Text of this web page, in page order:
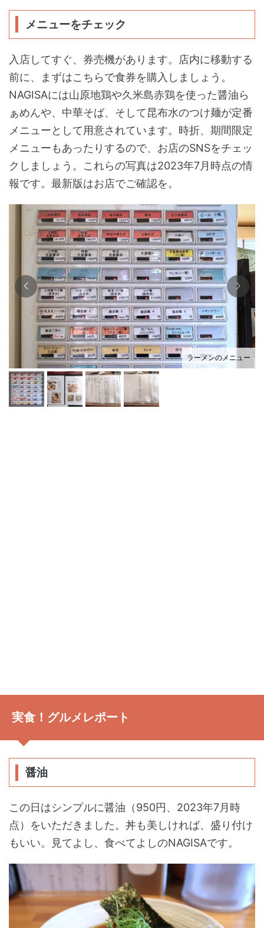
メニューをチェック
入店してすぐ、券売機があります。店内に移動する
前に、まずはこちらで食券を購入しましょう。
NAGISAには山原地鶏や久米島赤鶏を使った醤油ら
ぁめんや、中華そば、そして昆布水のつけ麺が定番
メニューとして用意されています。時折、期間限定
メニューもあったりするので、お店のSNSをチェッ
クしましょう。これらの写真は2023年7月時点の情
報です。最新版はお店でご確認を。
ラーメンのメニュー
実食！グルメレポート
醤油
この日はシンプルに醤油（950円、2023年7月時
点）をいただきました。丼も美しければ、盛り付け
もいい。見てよし、食べてよしのNAGISAです。